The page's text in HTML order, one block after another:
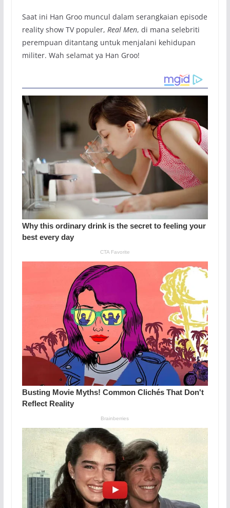
Saat ini Han Groo muncul dalam serangkaian episode
reality show TV populer, Real Men, di mana selebriti
perempuan ditantang untuk menjalani kehidupan
militer. Wah selamat ya Han Groo!